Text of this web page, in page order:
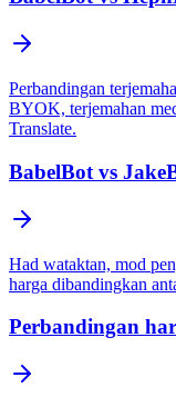
Perbandingan
BYOK, terjemahan
Translate.
BabelBot vs
Had wataktan, mod
harga dibandingkan
Perbandingan